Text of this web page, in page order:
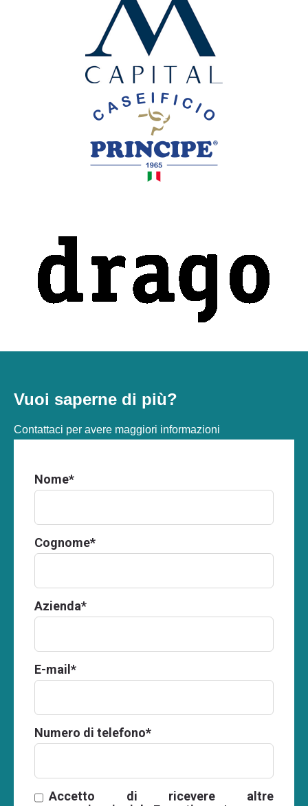
Vuoi saperne di più?
Contattaci per avere maggiori informazioni
Nome*
Cognome*
Azienda*
E-mail *
Numero di telefono*
Accetto di ricevere altre